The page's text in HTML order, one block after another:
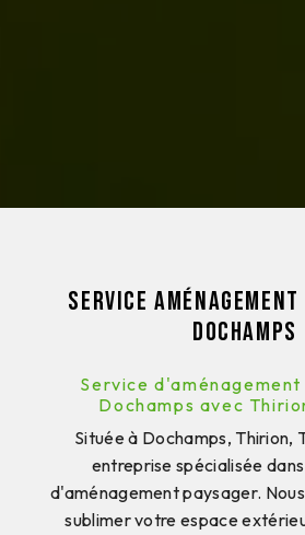
Service
Dochamps
Service
Dochamps avec
Située à Dochamps, Thirion,
entreprise spécialisée
d'aménagement paysager.
sublimer votre espace